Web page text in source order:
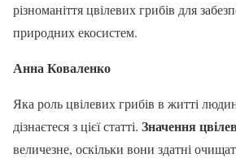
різноманіття цвілевих грибів для
природних екосистем.
Анна Коваленко
Яка роль цвілевих грибів в житті
дізнаєтеся з цієї статті. Значення
величезне, оскільки вони здатні